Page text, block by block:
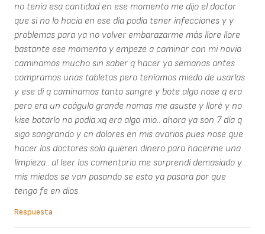
no tenía esa cantidad en ese momento me dijo el doctor
que si no lo hacía en ese día podía tener infecciones y y
problemas para ya no volver embarazarme más llore llore
bastante ese momento y empeze a caminar con mi novio
caminamos mucho sin saber q hacer ya semanas antes
compramos unas tabletas pero teníamos miedo de usarlas
y ese di q caminamos tanto sangre y bote algo nose q era
pero era un coágulo grande nomas me asuste y lloré y no
kise botarlo no podía xq era algo mio.. ahora ya son 7 día q
sigo sangrando y cn dolores en mis ovarios pues nose que
hacer los doctores solo quieren dinero para hacerme una
limpieza.. al leer los comentario me sorprendí demasiado y
mis miedos se van pasando se esto ya pasara por que
tengo fe en dios
Respuesta